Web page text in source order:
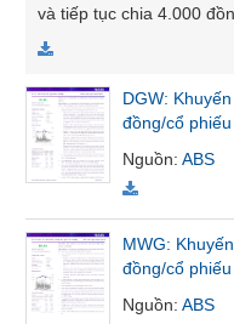
và tiếp tục chia 4.000
DGW:
đồng/cổ phiếu
Nguồn:ABS
MWG:
đồng/cổ phiếu
Nguồn:ABS
DỊCH
VỤ
TRUYỀN
THÔNG
TIỆN
ÍCH